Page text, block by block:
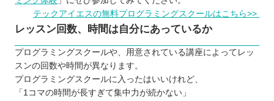
テックアイエスの無料プログラミングスクールはこちら>>
レッスン回数、時間は自分にあっているか
プログラミングスクールや、用意されている講座によってレッ
スンの回数や時間が異なります。
プログラミングスクールに入ったはいいけれど、
「1コマの時間が長すぎて集中力が続かない」